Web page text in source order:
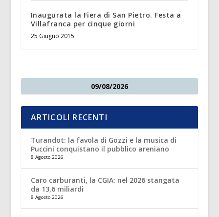
Inaugurata la Fiera di San Pietro. Festa a
Villafranca per cinque giorni
25 Giugno 2015
09/08/2026
ARTICOLI RECENTI
Turandot: la favola di Gozzi e la musica di
Puccini conquistano il pubblico areniano
8 Agosto 2026
Caro carburanti, la CGIA: nel 2026 stangata
da 13,6 miliardi
8 Agosto 2026